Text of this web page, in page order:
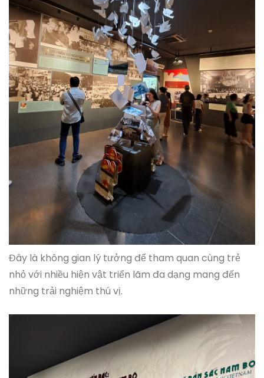
Đây là không gian lý tưởng để tham quan cùng trẻ
nhỏ với nhiều hiện vật triển lãm đa dạng mang đến
những trải nghiệm thú vị.